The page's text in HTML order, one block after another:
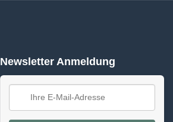
Newsletter Anmeldung